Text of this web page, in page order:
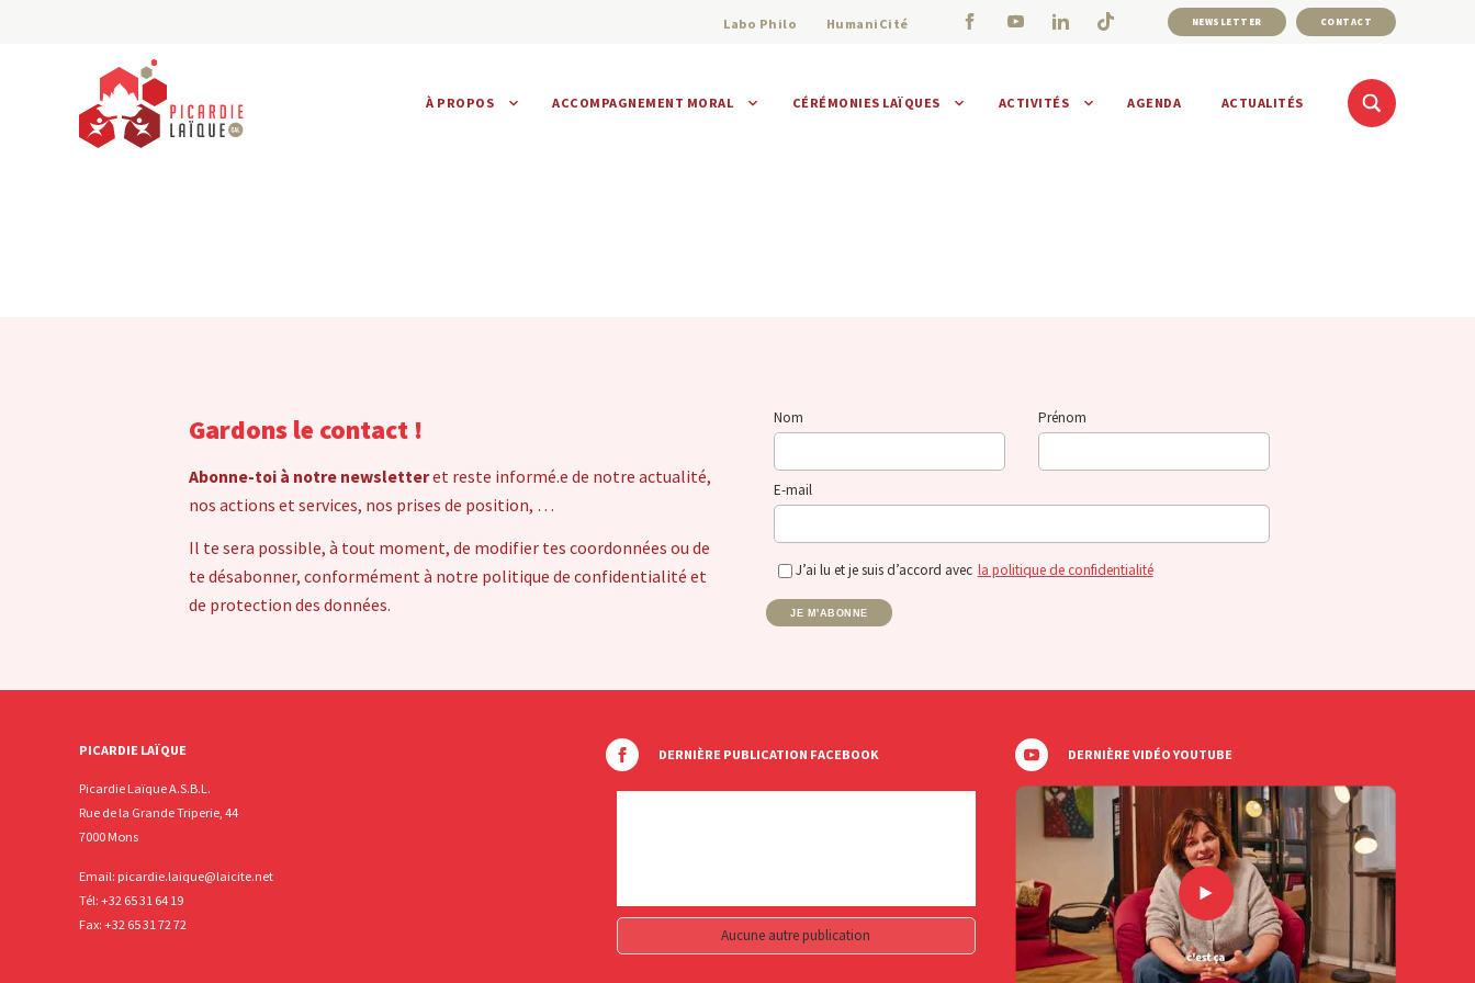
Labo Philo HumaniCité NEWSLETTER CONTACT
À PROPOS ACCOMPAGNEMENT MORAL CÉRÉMONIES LAÏQUES ACTIVITÉS AGENDA ACTUALITÉS
Gardons le contact !
Abonne-toi à notre newsletteret reste informé.e de notre actualité,
nos actions et services, nos prises de position, …
Il te sera possible, à tout moment, de modifier tes coordonnées ou de
te désabonner, conformément à notre politique de confidentialité et
de protection des données.
Nom Prénom
E-mail
J’ai lu et je suis d’accord avec la politique de confidentialité
JE M'ABONNE
PICARDIE LAÏQUE
Picardie Laïque A.S.B.L.
Rue de la Grande Triperie, 44
7000 Mons
Email: picardie.laique@laicite.net
Tél: +32 65 31 64 19
Fax: +32 65 31 72 72
DERNIÈRE PUBLICATION FACEBOOK
Aucune autre publication
DERNIÈRE VIDÉO YOUTUBE